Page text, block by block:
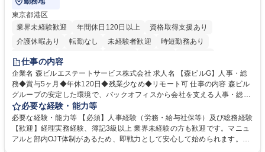
東京都港区
業界未経験歓迎
年間休日120日以上
資格取得支援あり
介護休暇あり
転勤なし 未経験者歓迎
時短勤務あり
経験者歓迎
完全週休2日制
交通費支給 長期歓迎 駅近5分以内 土日祝休み
仕事の内容
企業名 森ビルエステートサービス株式会社 求人名 【森ビルG】人事・総
務◆賞与5ヶ月◆年休120日◆残業少なめ◆リモート可 仕事の内容 森ビル
グループの安定した環境で、バックオフィスから会社を支える人事・総務
をお任せします。 労務と総務の業務をバランスよく担当し、ゆくゆくは制
度改定などのコア業務にも挑戦できる、やりがいある環境です。 ■勤怠管
理、給与計算、社会保険手続き、年末調整等の労務管理全般 ■入退社手続
き、社内規定の改定や人事制度改定などのコア業務 ■社内イベントの企画
必要な経験・能力等
必要な経験・能力等 【必須】人事経験（労務・給与社保等）及び総務経験
【歓迎】経理実務経験、簿記3級以上 業界未経験の方も歓迎です。マニュ
アルと部内OJT体制があるため、即戦力として安心して始められます。